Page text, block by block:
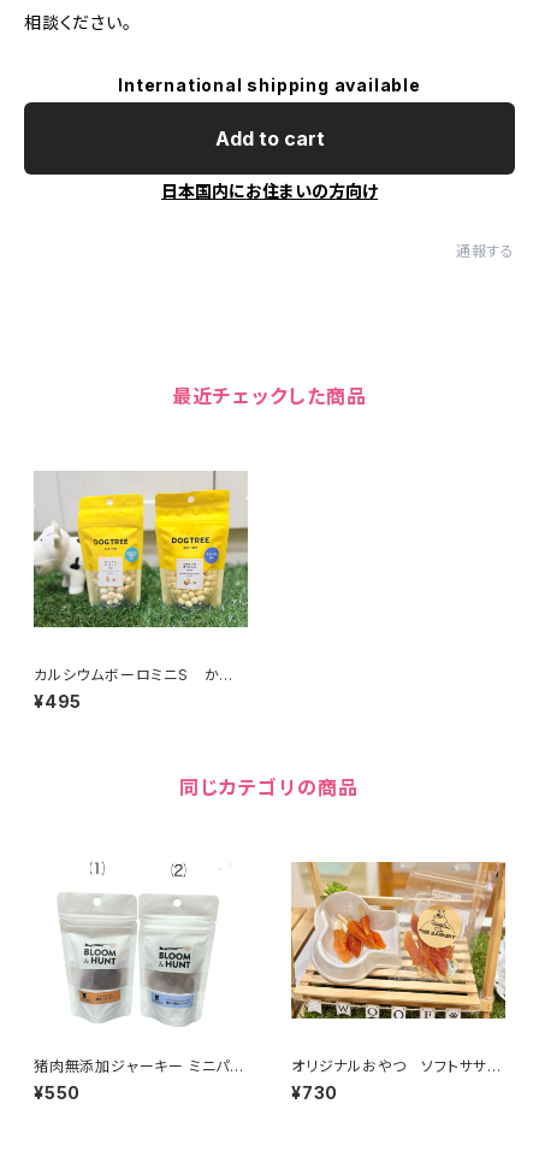
相談ください。
International shipping available
Add to cart
日本国内にお住まいの方向け
通報する
最近チェックした商品
カルシウムボーロミニS かぼ
ちゃ 4622001923
¥495
同じカテゴリの商品
猪肉無添加ジャーキー ミニパッ
ク 562-203-1953
¥550
オリジナルおやつ ソフトササミ
巻きガム 8621031919
¥730